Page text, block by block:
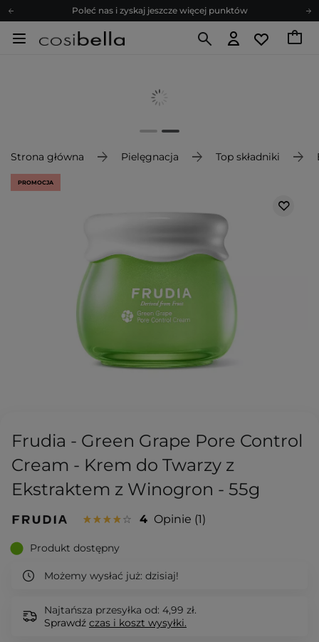
Poleć nas i zyskaj jeszcze więcej punktów
Zapisz się na newsletter pełen porad
Poleć nas i zyskaj jeszcze więcej punktów
Strona główna Pielęgnacja Top składniki
PROMOCJA
Frudia - Green Grape Pore Control
Cream - Krem do Twarzy z
Ekstraktem z Winogron - 55g
4 Opinie 1
Produkt dostępny
Możemy wysłać już: dzisiaj!
Najtańsza przesyłka od: 4,99 zł.
Sprawdź czas i koszt wysyłki.